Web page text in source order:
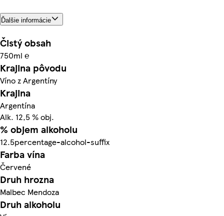
Ďalšie informácie
Čistý obsah
750ml ℮
Krajina pôvodu
Víno z Argentíny
Krajina
Argentína
Alk. 12,5 % obj.
% objem alkoholu
12.5percentage-alcohol-suffix
Farba vína
Červené
Druh hrozna
Malbec Mendoza
Druh alkoholu